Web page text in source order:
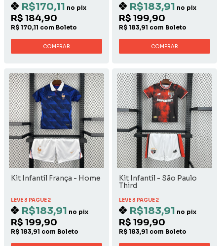
R$170,11 no pix
R$ 184,90
R$ 170,11 com Boleto
COMPRAR
R$183,91 no pix
R$ 199,90
R$ 183,91 com Boleto
COMPRAR
Kit Infantil França - Home
LEVE 3 PAGUE 2
R$183,91 no pix
R$ 199,90
R$ 183,91 com Boleto
Kit Infantil - São Paulo
Third
LEVE 3 PAGUE 2
R$183,91 no pix
R$ 199,90
R$ 183,91 com Boleto